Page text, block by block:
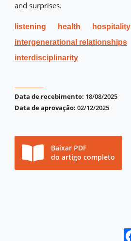
and surprises.
listening health
hospitality
intergenerational relationships
interdisciplinarity
Data de recebimento: 18/08/2025
Data de aprovação: 02/12/2025
Baixar PDF
do artigo completo